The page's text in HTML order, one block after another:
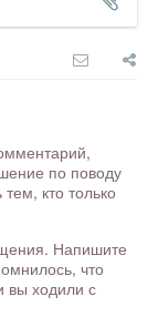
по поводу
кто только
Напишите
что
вы ходили с